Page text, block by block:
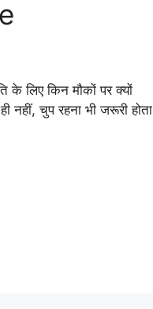
लिए किन मौकों पर क्यों
नहीं, चुप रहना भी जरूरी होता